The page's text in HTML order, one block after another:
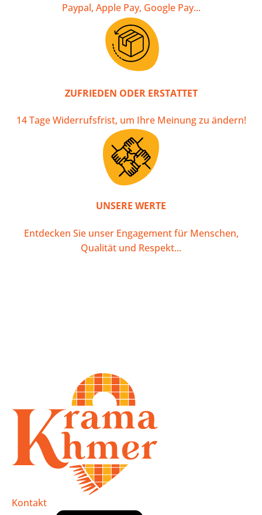
Paypal, Apple Pay, Google Pay...
ZUFRIEDEN ODER ERSTATTET
14 Tage Widerrufsfrist, um Ihre Meinung zu ändern!
UNSERE WERTE
Entdecken Sie unser Engagement für Menschen,
Qualität und Respekt...
Kontakt